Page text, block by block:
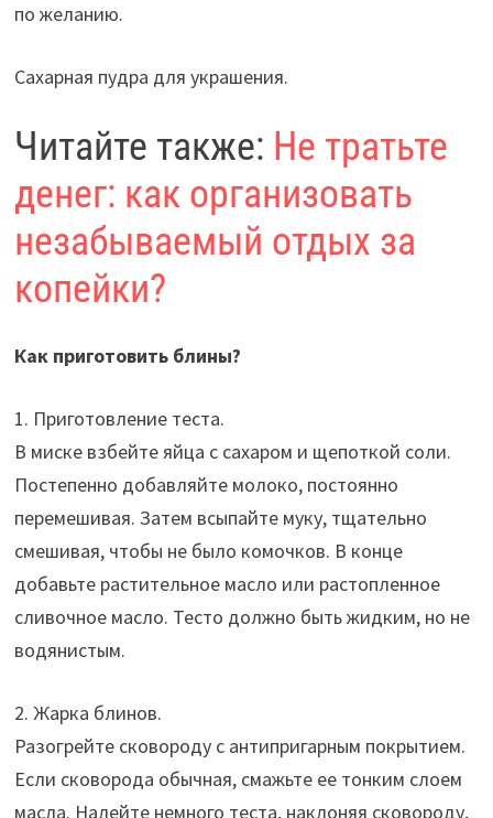
по желанию.
Сахарная пудра для украшения.
Читайте также: Не тратьте
денег: как организовать
незабываемый отдых за
копейки?
Как приготовить блины?
1. Приготовление теста.
В миске взбейте яйца с сахаром и щепоткой соли.
Постепенно добавляйте молоко, постоянно
перемешивая. Затем всыпайте муку, тщательно
смешивая, чтобы не было комочков. В конце
добавьте растительное масло или растопленное
сливочное масло. Тесто должно быть жидким, но не
водянистым.
2. Жарка блинов.
Разогрейте сковороду с антипригарным покрытием.
Если сковорода обычная, смажьте ее тонким слоем
масла. Налейте немного теста, наклоняя сковороду,